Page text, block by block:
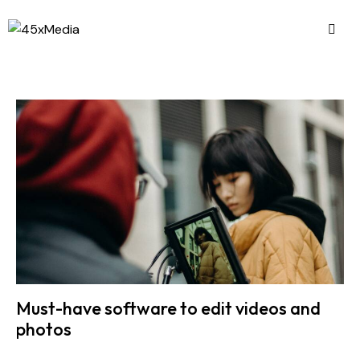
Must-have software to edit videos and
photos